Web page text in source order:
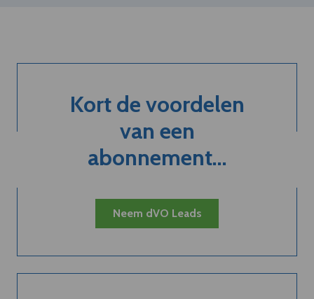
Kort de voordelen
van een
abonnement...
Neem dVO Leads